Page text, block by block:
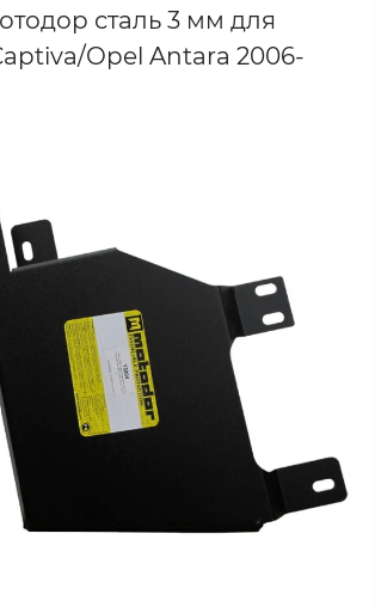
сталь 3 мм для
Opel Antara 2006-